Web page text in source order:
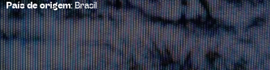
País de origem:Brasil